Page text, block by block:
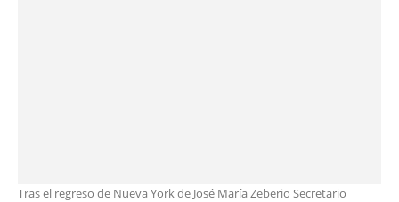
Tras el regreso de Nueva York de José María Zeberio Secretario